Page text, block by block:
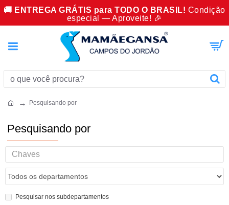
🚚 ENTREGA GRÁTIS para TODO O BRASIL! Condição
especial — Aproveite! 🎉
Pesquisando por
Pesquisando por
Pesquisar nos subdepartamentos